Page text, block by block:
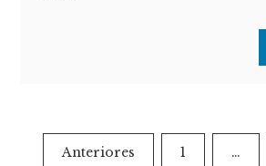
Paginación
Anteriores 1 …